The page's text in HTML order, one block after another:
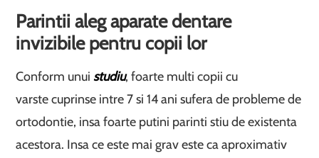
Parintii aleg aparate dentare
invizibile pentru copii lor
Conform unuistudiu, foarte multi copii cu
varste cuprinse intre 7 si 14 ani sufera de probleme de
ortodontie, insa foarte putini parinti stiu de existenta
acestora. Insa ce este mai grav este ca aproximativ